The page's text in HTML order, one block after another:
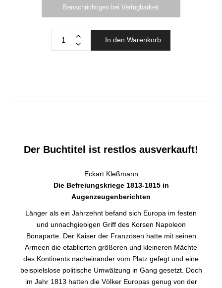
Benachrichtigen bei Verfügbarkeit
In den Warenkorb
Der Buchtitel ist restlos ausverkauft!
Eckart Kleßmann
Die Befreiungskriege 1813-1815 in
Augenzeugenberichten
Länger als ein Jahrzehnt befand sich Europa im festen
und unnachgiebigen Griff des Korsen Napoleon
Bonaparte. Der Kaiser der Franzosen hatte mit seinen
Armeen die etablierten größeren und kleineren Mächte
des Kontinents nacheinander vom Platz gefegt und eine
beispielslose politische Umwälzung in Gang gesetzt. Doch
im Jahr 1813 hatten die Völker Europas genug von der